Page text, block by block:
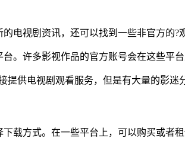
电视剧资讯，还可以找到一些非官方的?
。许多影视作品的官方账号会在这些平
提供电视剧观看服务，但是有大量的影
载方式。在一些平台上，可以购买或